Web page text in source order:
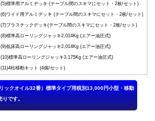
(5)標準用アルミデッキ (テーブル間のスキマにセット・2枚/セット)
(6)ワイド用アルミデッキ (テーブル間のスキマにセット・2枚/セット)
(7)プラスチックデッキ(テーブル間のスキマにセット・2枚/セット)
(8)標準高ローリングジャッキ2,014Kg (エアー油圧式)
(9)低床高ローリングジャッキ2,014Kg (エアー油圧式)
(10)標準高ローリングジャッキ3,175Kg (エアー油圧式)
(11)4柱移動キット (4個/セット)